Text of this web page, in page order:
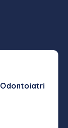
Odontoiatri